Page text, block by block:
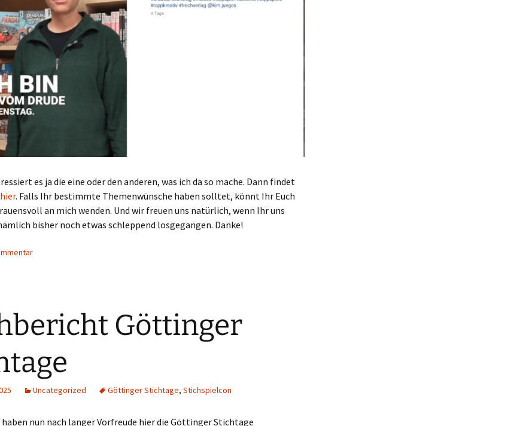
es ja die eine oder den anderen, was ich da so mache. Dann findet
hier. Falls Ihr bestimmte Themenwünsche haben solltet, könnt Ihr Euch
an mich wenden. Und wir freuen uns natürlich, wenn Ihr uns
bisher noch etwas schleppend losgegangen. Danke!
Göttinger
Uncategorized Göttinger Stichtage, Stichspielcon
nun nach langer Vorfreude hier die Göttinger Stichtage